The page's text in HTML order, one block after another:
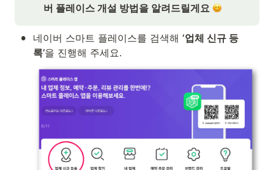
버 플레이스 개설 방법을 알려드릴게요
• 네이버 스마트 플레이스를 검색해 ‘업체 신규 등
록’을 진행해 주세요.